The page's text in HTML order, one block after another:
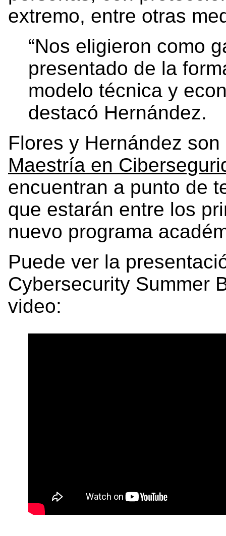
extremo, entre otras
“Nos eligieron como
presentado de la
modelo técnica y
destacó Hernández.
Flores y Hernández
Maestría en
encuentran a punto de
que estarán entre los
nuevo programa
Puede ver la
Cybersecurity Summer
video: